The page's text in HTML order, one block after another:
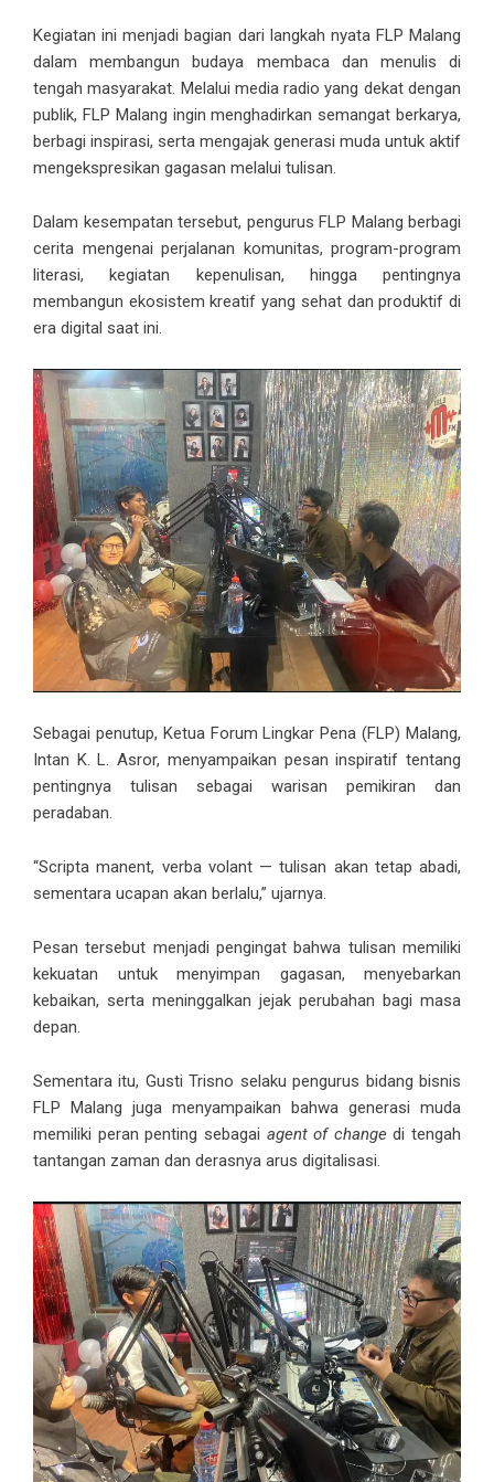
Kegiatan ini menjadi bagian dari langkah nyata FLP Malang
dalam membangun budaya membaca dan menulis di
tengah masyarakat. Melalui media radio yang dekat dengan
publik, FLP Malang ingin menghadirkan semangat berkarya,
berbagi inspirasi, serta mengajak generasi muda untuk aktif
mengekspresikan gagasan melalui tulisan.
Dalam kesempatan tersebut, pengurus FLP Malang berbagi
cerita mengenai perjalanan komunitas, program-program
literasi, kegiatan kepenulisan, hingga pentingnya
membangun ekosistem kreatif yang sehat dan produktif di
era digital saat ini.
Sebagai penutup, Ketua Forum Lingkar Pena (FLP) Malang,
Intan K. L. Asror, menyampaikan pesan inspiratif tentang
pentingnya tulisan sebagai warisan pemikiran dan
peradaban.
“Scripta manent, verba volant — tulisan akan tetap abadi,
sementara ucapan akan berlalu,” ujarnya.
Pesan tersebut menjadi pengingat bahwa tulisan memiliki
kekuatan untuk menyimpan gagasan, menyebarkan
kebaikan, serta meninggalkan jejak perubahan bagi masa
depan.
Sementara itu, Gusti Trisno selaku pengurus bidang bisnis
FLP Malang juga menyampaikan bahwa generasi muda
memiliki peran penting sebagai agent of changedi tengah
tantangan zaman dan derasnya arus digitalisasi.